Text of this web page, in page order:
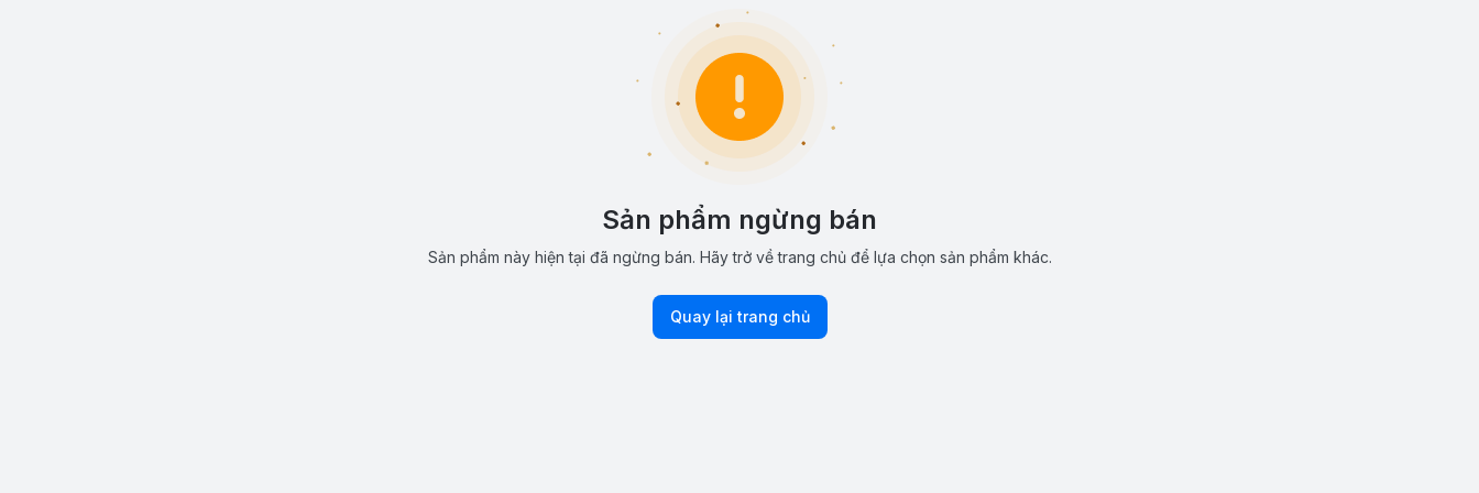
Sản phẩm ngừng bán
Sản phẩm này hiện tại đã ngừng bán. Hãy trở về trang chủ để lựa chọn sản phẩm khác.
Quay lại trang chủ